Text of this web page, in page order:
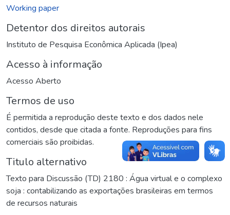
Working paper
Detentor dos direitos autorais
Instituto de Pesquisa Econômica Aplicada (Ipea)
Acesso à informação
Acesso Aberto
Termos de uso
É permitida a reprodução deste texto e dos dados nele
contidos, desde que citada a fonte. Reproduções para fins
comerciais são proibidas.
Titulo alternativo
Texto para Discussão (TD) 2180 : Água virtual e o complexo
soja : contabilizando as exportações brasileiras em termos
de recursos naturais